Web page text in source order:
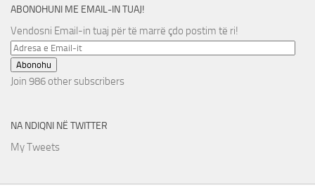
ABONOHUNI ME EMAIL-IN TUAJ!
Vendosni Email-in tuaj për të marrë çdo postim të ri!
Adresa
e
Email-
Abonohu
Join 986 other subscribers
NA NDIQNI NË TWITTER
My Tweets